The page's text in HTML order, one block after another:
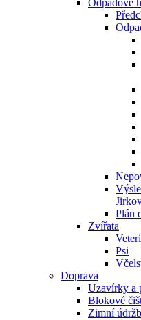
Odpadové
Plán
Zvířata
Psi
Doprava
Uzavírky a
Blokové
Zimní